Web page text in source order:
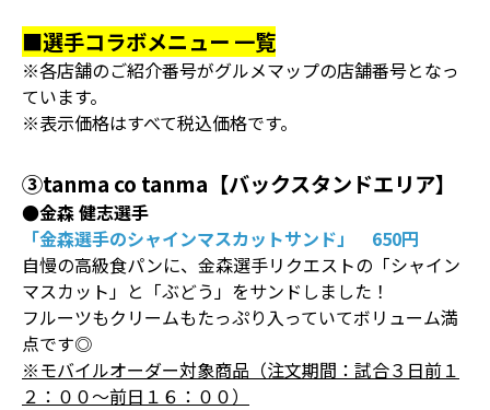
■選手コラボメニュー 一覧
※各店舗のご紹介番号がグルメマップの店舗番号となっ
ています。
※表示価格はすべて税込価格です。
③tanma co tanma【バックスタンドエリア】
●金森 健志選手
「金森選手のシャインマスカットサンド」 650円
自慢の高級食パンに、金森選手リクエストの「シャイン
マスカット」と「ぶどう」をサンドしました！
フルーツもクリームもたっぷり入っていてボリューム満
点です◎
※モバイルオーダー対象商品（注文期間：試合３日前１
２：００～前日１６：００）